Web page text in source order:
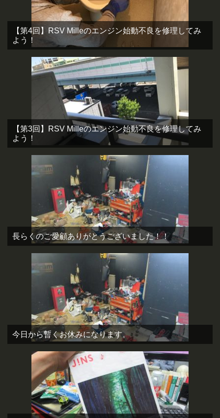
【第4回】RSV Milleのエンジン始動不良を修理してみ
よう！
【第3回】RSV Milleのエンジン始動不良を修理してみ
よう！
長らくのご愛顧ありがとうございました！！
今日から暫くお休みになります。